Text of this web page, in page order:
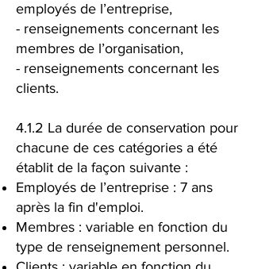
employés de l’entreprise,
- renseignements concernant les
membres de l’organisation,
- renseignements concernant les
clients.
4.1.2 La durée de conservation pour
chacune de ces catégories a été
établit de la façon suivante :
Employés de l’entreprise : 7 ans
après la fin d'emploi.
Membres : variable en fonction du
type de renseignement personnel.